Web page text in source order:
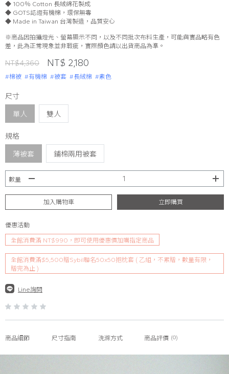
◆ 100％ Cotton 長絨綿花製成
◆ GOTS認證有機棉，環保無毒
◆ Made in Taiwan 台灣製造，品質安心
※商品因拍攝燈光、螢幕顯示不同，以及不同批次布料生產，可能與實品略有色
差，此為正常現象並非瑕疵，實際顏色請以出貨商品為準。
NT$4,360 NT$ 2,180
#棉被 #有機棉 #被套 #長絨棉 #素色
尺寸
單人 雙人
規格
薄被套 鋪棉兩用被套
數量
加入購物車 立即購買
優惠活動
全館消費滿 NT$990，即可使用優惠價加購指定商品
全館消費滿$5,500贈Sybil聯名50x50抱枕套 ( 乙組，不累贈，數量有限，
贈完為止 )
Line詢問
商品細節 尺寸指南 洗滌方式 商品評價 (0)